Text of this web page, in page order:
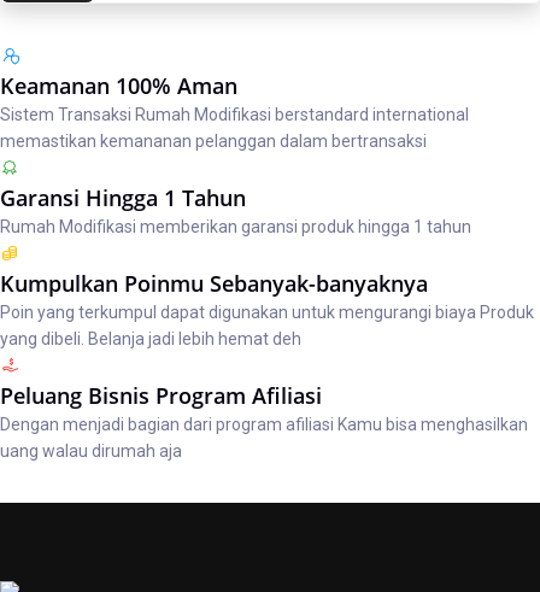
Keamanan 100% Aman
Sistem Transaksi Rumah Modifikasi berstandard international
memastikan kemananan pelanggan dalam bertransaksi
Garansi Hingga 1 Tahun
Rumah Modifikasi memberikan garansi produk hingga 1 tahun
Kumpulkan Poinmu Sebanyak-banyaknya
Poin yang terkumpul dapat digunakan untuk mengurangi biaya Produk
yang dibeli. Belanja jadi lebih hemat deh
Peluang Bisnis Program Afiliasi
Dengan menjadi bagian dari program afiliasi Kamu bisa menghasilkan
uang walau dirumah aja